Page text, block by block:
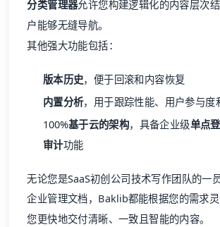
分类管理器允许您构建逻辑化的内容层次
户能够无缝导航。
其他强大功能包括：
版本历史，便于回滚和内容恢复
内置分析，用于跟踪性能、用户参与度
100%基于云的架构，具备企业级单点
审计功能
无论您是SaaS初创公司技术写作团队的一
企业管理文档，Baklib都能根据您的需求
您更快地交付清晰、一致且智能的内容。